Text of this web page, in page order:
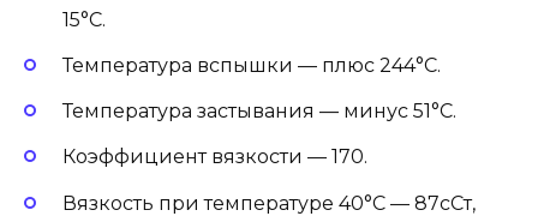
15°С.
Температура вспышки — плюс 244°С.
Температура застывания — минус 51°С.
Коэффициент вязкости — 170.
Вязкость при температуре 40°С — 87сСт,